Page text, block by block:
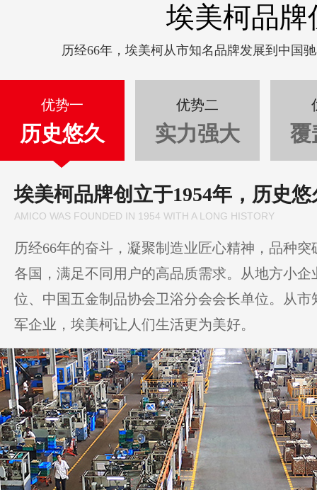
埃美柯品牌
历经66年，埃美柯从市知名品牌发展到中国
优势一
历史悠久
优势二
实力强大 覆
埃美柯品牌创立于1954年，历史悠
AMICO WAS FOUNDED IN 1954 WITH A LONG HISTORY
历经66年的奋斗，凝聚制造业匠心精神，品种
各国，满足不同用户的高品质需求。从地方小
位、中国五金制品协会卫浴分会会长单位。从
军企业，埃美柯让人们生活更为美好。